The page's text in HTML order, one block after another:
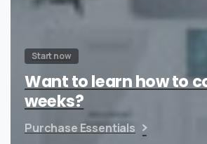
Start now
Want to learn how to
weeks?
Purchase Essentials